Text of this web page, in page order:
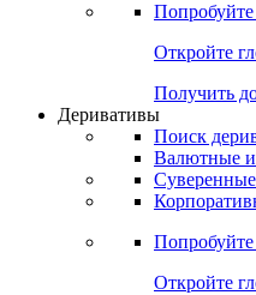
Попробуйте
Откройте
Получить
Деривативы
Поиск
Валютные
Попробуйте
Откройте